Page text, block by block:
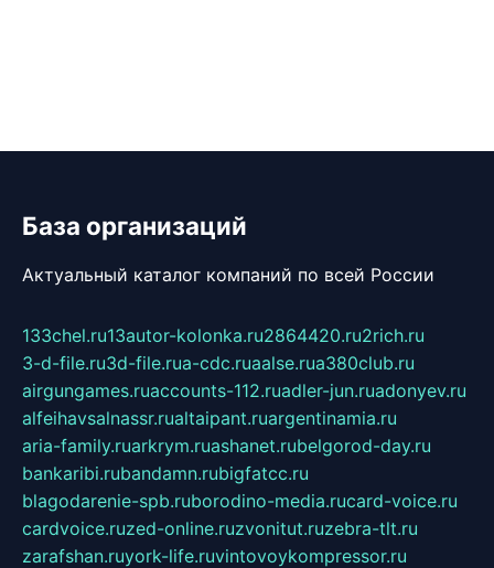
База организаций
Актуальный каталог компаний по всей России
133chel.ru13autor-kolonka.ru2864420.ru2rich.ru
3-d-file.ru3d-file.rua-cdc.ruaalse.rua380club.ru
airgungames.ruaccounts-112.ruadler-jun.ruadonyev.ru
alfeihavsalnassr.rualtaipant.ruargentinamia.ru
aria-family.ruarkrym.ruashanet.rubelgorod-day.ru
bankaribi.rubandamn.rubigfatcc.ru
blagodarenie-spb.ruborodino-media.rucard-voice.ru
cardvoice.ruzed-online.ruzvonitut.ruzebra-tlt.ru
zarafshan.ruyork-life.ruvintovoykompressor.ru